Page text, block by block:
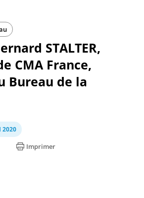
STALTER,
CMA France,
Bureau de la
2020
Imprimer